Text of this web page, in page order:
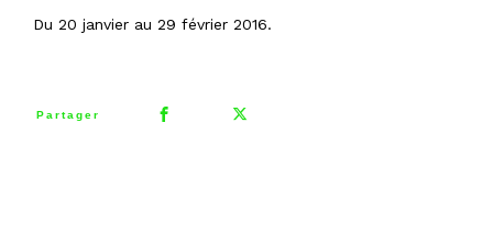
Du 20 janvier au 29 février 2016.
Partager